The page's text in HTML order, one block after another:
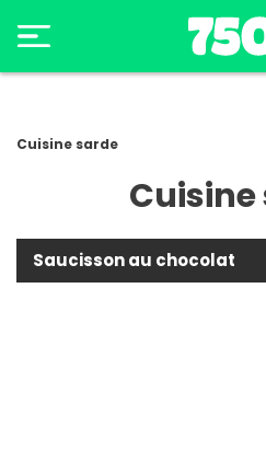
Cuisine sarde
Saucisson au chocolat